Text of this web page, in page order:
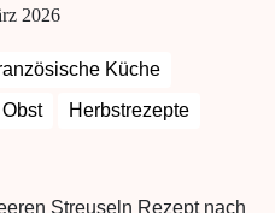
2026
Küche
Herbstrezepte